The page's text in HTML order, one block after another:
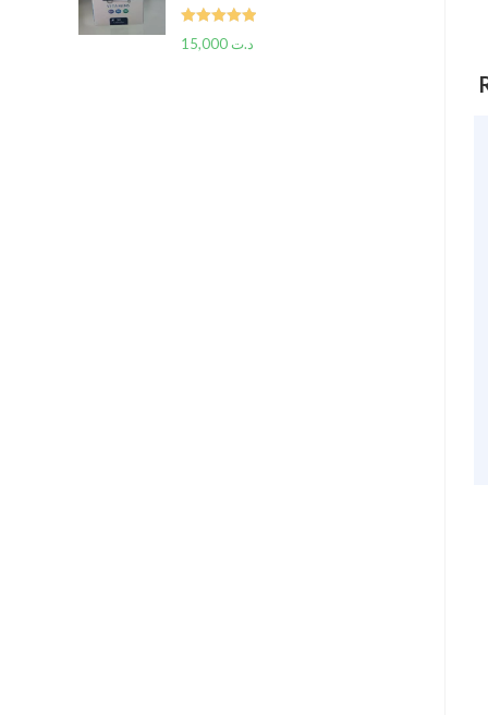
Rated5.00د.ت